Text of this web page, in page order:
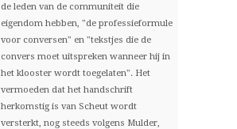
de leden van de communiteit die
eigendom hebben, "de professieformule
voor conversen" en "tekstjes die de
convers moet uitspreken wanneer hij in
het klooster wordt toegelaten". Het
vermoeden dat het handschrift
herkomstig is van Scheut wordt
versterkt, nog steeds volgens Mulder,